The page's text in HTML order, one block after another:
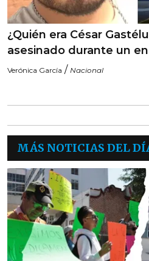
¿Quién era César
asesinado durante un
Verónica García / Nacional
MÁS NOTICIAS DEL